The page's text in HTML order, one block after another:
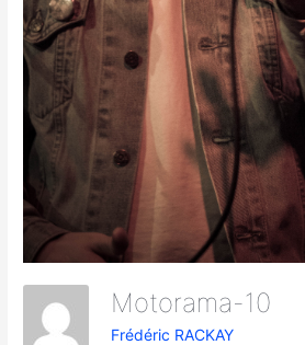
Motorama-10
Frédéric RACKAY